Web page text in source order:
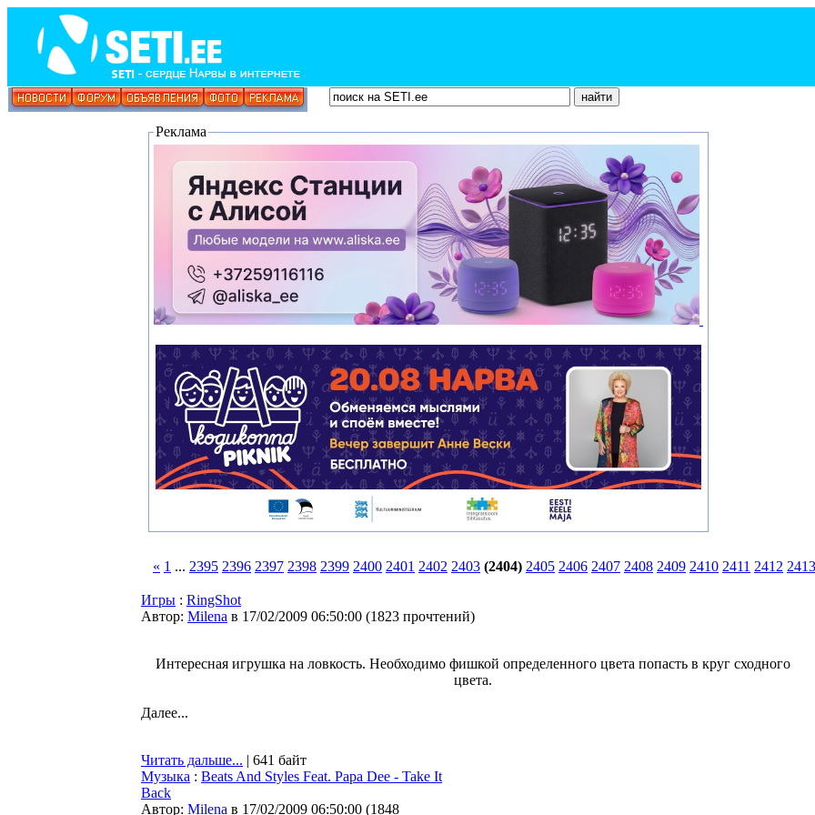
Реклама
« 1 ... 2395 2396 2397 2398 2399 2400 2401 2402 2403 (2404) 2405 2406 2407 2408 2409 2410 2411 2412 2413
Игры : RingShot
Автор: Milena в 17/02/2009 06:50:00 (1823 прочтений)
Интересная игрушка на ловкость. Необходимо фишкой определенного цвета попасть в круг сходного
цвета.
Далее...
Читать дальше... | 641 байт
Музыка : Beats And Styles Feat. Papa Dee - Take It
Back
Автор: Milena в 17/02/2009 06:50:00 (1848